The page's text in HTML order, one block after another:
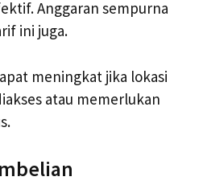
Anggaran sempurna
ini juga.
meningkat jika lokasi
atau memerlukan